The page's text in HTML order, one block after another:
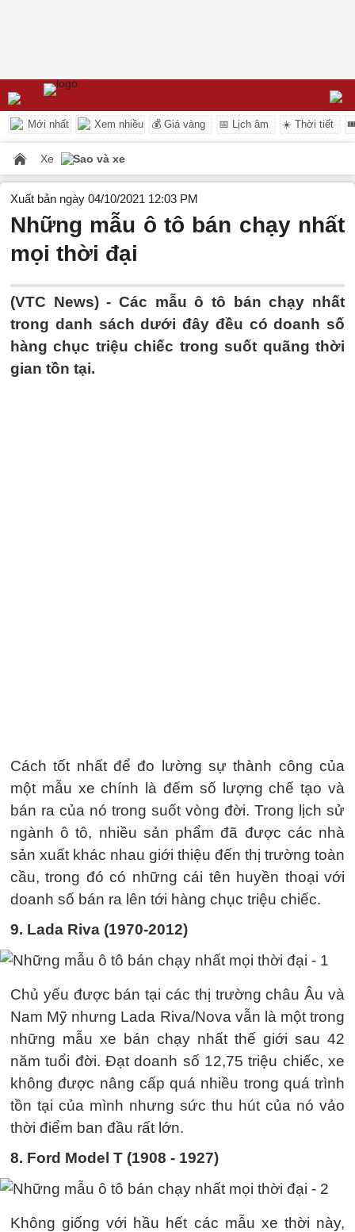
Mới nhất Xem nhiều 💰 Giá vàng 📅 Lịch âm ☀️ Thời tiết
Xe Sao và xe
Xuất bản ngày 04/10/2021 12:03 PM
Những mẫu ô tô bán chạy nhất
mọi thời đại
(VTC News) - Các mẫu ô tô bán chạy nhất
trong danh sách dưới đây đều có doanh số
hàng chục triệu chiếc trong suốt quãng thời
gian tồn tại.
Cách tốt nhất để đo lường sự thành công của
một mẫu xe chính là đếm số lượng chế tạo và
bán ra của nó trong suốt vòng đời. Trong lịch sử
ngành ô tô, nhiều sản phẩm đã được các nhà
sản xuất khác nhau giới thiệu đến thị trường toàn
cầu, trong đó có những cái tên huyền thoại với
doanh số bán ra lên tới hàng chục triệu chiếc.
9. Lada Riva (1970-2012)
Chủ yếu được bán tại các thị trường châu Âu và
Nam Mỹ nhưng Lada Riva/Nova vẫn là một trong
những mẫu xe bán chạy nhất thế giới sau 42
năm tuổi đời. Đạt doanh số 12,75 triệu chiếc, xe
không được nâng cấp quá nhiều trong quá trình
tồn tại của mình nhưng sức thu hút của nó vảo
thời điểm ban đầu rất lớn.
8. Ford Model T (1908 - 1927)
Không giống với hầu hết các mẫu xe thời này,